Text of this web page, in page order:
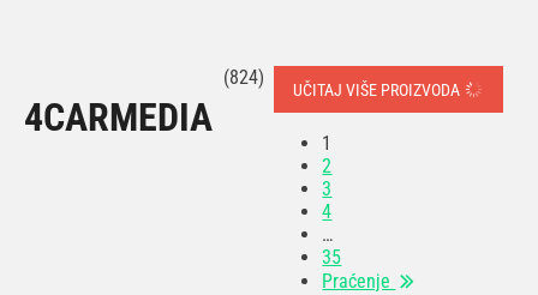
4CARMEDIA
(824)
UČITAJ VIŠE PROIZVODA
1
2
3
4
…
35
Praćenje